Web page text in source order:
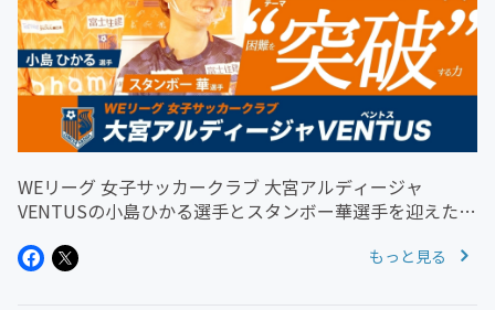
WEリーグ 女子サッカークラブ 大宮アルディージャ
VENTUSの小島ひかる選手とスタンボー華選手を迎えたス
アルディージャVENTUSの選手たちと児童養護施設の子ど
もっと見る